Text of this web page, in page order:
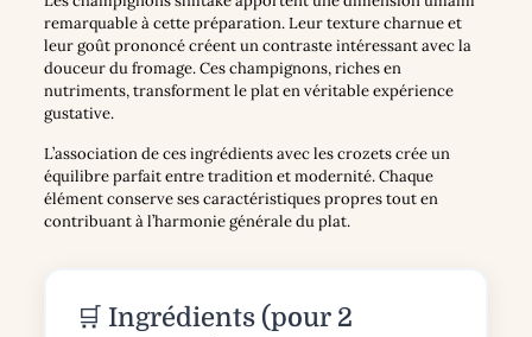
remarquable à cette préparation. Leur texture charnue et
leur goût prononcé créent un contraste intéressant avec la
douceur du fromage. Ces champignons, riches en
nutriments, transforment le plat en véritable expérience
gustative.
L’association de ces ingrédients avec les crozets crée un
équilibre parfait entre tradition et modernité. Chaque
élément conserve ses caractéristiques propres tout en
contribuant à l’harmonie générale du plat.
🛒 Ingrédients (pour 2